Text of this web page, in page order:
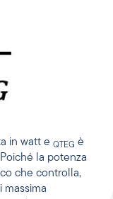
in watt e QTEG è
la potenza
che controlla,
massima